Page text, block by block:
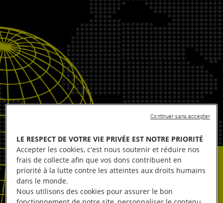
LE RESPECT DE VOTRE VIE PRIVÉE EST NOTRE PRIORITÉ
Accepter les cookies, c'est nous soutenir et réduire nos
frais de collecte afin que vos dons contribuent en
priorité à la lutte contre les atteintes aux droits humains
dans le monde.
Nous utilisons des cookies pour assurer le bon
Continuer sans accepter